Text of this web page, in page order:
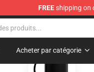
FREEshipping on
Acheter par catégorie
blank template